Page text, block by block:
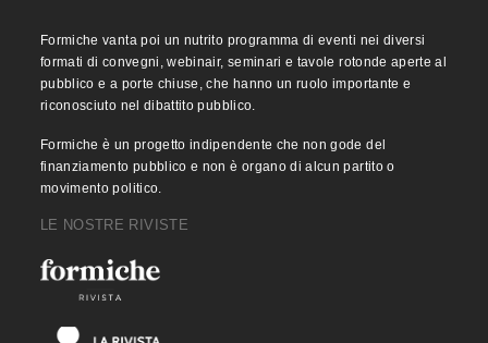
Formiche vanta poi un nutrito programma di eventi nei diversi
formati di convegni, webinair, seminari e tavole rotonde aperte al
pubblico e a porte chiuse, che hanno un ruolo importante e
riconosciuto nel dibattito pubblico.
Formiche è un progetto indipendente che non gode del
finanziamento pubblico e non è organo di alcun partito o
movimento politico.
LE NOSTRE RIVISTE